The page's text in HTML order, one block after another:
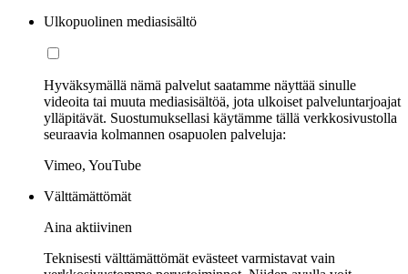
Ulkopuolinen mediasisältö
Hyväksymällä nämä palvelut saatamme näyttää sinulle
videoita tai muuta mediasisältöä, jota ulkoiset palveluntarjoajat
ylläpitävät. Suostumuksellasi käytämme tällä verkkosivustolla
seuraavia kolmannen osapuolen palveluja:
Vimeo, YouTube
Välttämättömät
Aina aktiivinen
Teknisesti välttämättömät evästeet varmistavat vain